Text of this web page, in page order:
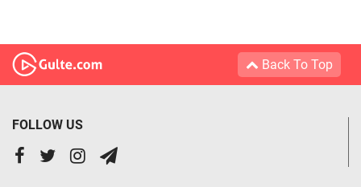
Back To Top
FOLLOW US